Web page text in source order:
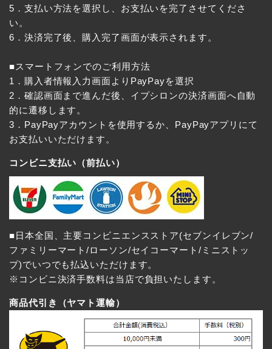
5．支払い方法を選択し、お支払いを完了させてくださ
い。
6．決済完了後、購入完了画面が表示されます。
■スマートフォンでのご利用方法
1．購入者情報入力画面よりPayPayを選択
2．確認画面まで進んだ後、イプシロンの決済画面へ自動
的に遷移します。
3．PayPayアカウントを使用するか、PayPayアプリにて
お支払いいただけます。
コンビニ支払い（前払い）
■日本全国、主要コンビニエンスストア(セブンイレブン/
ファミリーマート/ローソン/セイコーマート/ミニストッ
プ)でいつでも払込いただけます。
※コンビニ決済手数料は当店で負担いたします。
商品代引き（ヤマト運輸）